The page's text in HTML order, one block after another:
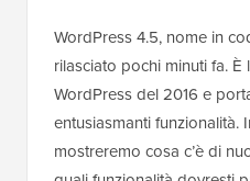
WordPress 4.5, nome in
rilasciato pochi minuti fa.
WordPress del 2016 e
entusiasmanti funzionalità.
mostreremo cosa c’è di